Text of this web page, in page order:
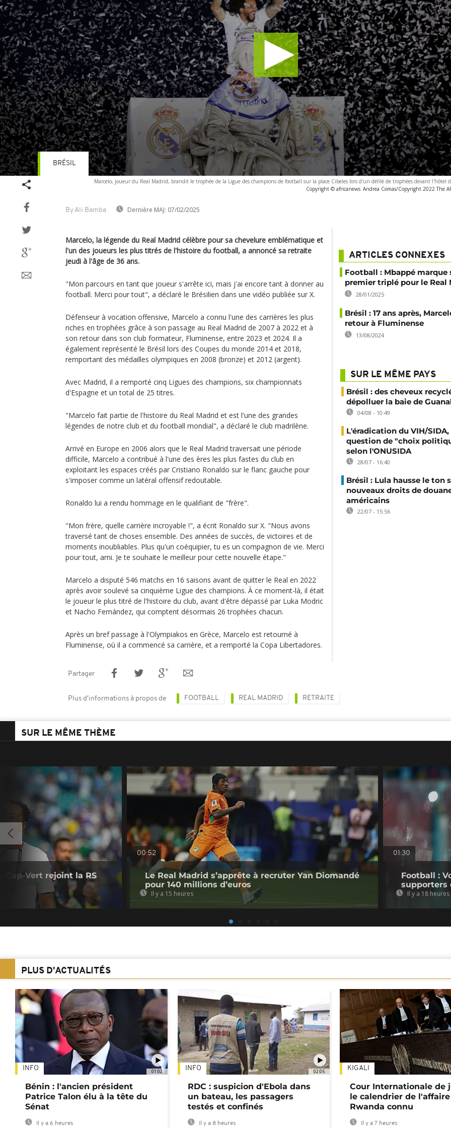
Marcelo, joueur du Real Madrid, brandit le trophée de la Ligue des champions de football sur la place Cibeles lors d'un défilé de trophées devant l'hôtel
Copyright © africanews Andrea Comas/Copyright 2022 The
By Ali Bamba Dernière MAJ: 07/02/2025
BRÉSIL
Marcelo, la légende du Real Madrid célèbre pour sa chevelure emblématique et
l'un des joueurs les plus titrés de l'histoire du football, a annoncé sa retraite
jeudi à l'âge de 36 ans.
"Mon parcours en tant que joueur s'arrête ici, mais j'ai encore tant à donner au
football. Merci pour tout", a déclaré le Brésilien dans une vidéo publiée sur X.
Défenseur à vocation offensive, Marcelo a connu l'une des carrières les plus
riches en trophées grâce à son passage au Real Madrid de 2007 à 2022 et à
son retour dans son club formateur, Fluminense, entre 2023 et 2024. Il a
également représenté le Brésil lors des Coupes du monde 2014 et 2018,
remportant des médailles olympiques en 2008 (bronze) et 2012 (argent).
Avec Madrid, il a remporté cinq Ligues des champions, six championnats
d'Espagne et un total de 25 titres.
"Marcelo fait partie de l'histoire du Real Madrid et est l'une des grandes
légendes de notre club et du football mondial", a déclaré le club madrilène.
Arrivé en Europe en 2006 alors que le Real Madrid traversait une période
difficile, Marcelo a contribué à l'une des ères les plus fastes du club en
exploitant les espaces créés par Cristiano Ronaldo sur le flanc gauche pour
s'imposer comme un latéral offensif redoutable.
Ronaldo lui a rendu hommage en le qualifiant de "frère".
"Mon frère, quelle carrière incroyable !", a écrit Ronaldo sur X. "Nous avons
traversé tant de choses ensemble. Des années de succès, de victoires et de
moments inoubliables. Plus qu'un coéquipier, tu es un compagnon de vie. Merci
pour tout, ami. Je te souhaite le meilleur pour cette nouvelle étape."
Marcelo a disputé 546 matchs en 16 saisons avant de quitter le Real en 2022
après avoir soulevé sa cinquième Ligue des champions. À ce moment-là, il était
le joueur le plus titré de l'histoire du club, avant d'être dépassé par Luka Modric
et Nacho Fernández, qui comptent désormais 26 trophées chacun.
Après un bref passage à l'Olympiakos en Grèce, Marcelo est retourné à
Fluminense, où il a commencé sa carrière, et a remporté la Copa Libertadores.
ARTICLES CONNEXES
Football : Mbappé marque
premier triplé pour le Real
28/01/2025
Brésil : 17 ans après,
retour à Fluminense
13/08/2024
SUR LE MÊME PAYS
Brésil : des cheveux
dépolluer la baie de
04/08 - 10:49
L'éradication du VIH/SIDA,
question de "choix
selon l'ONUSIDA
28/07 - 16:40
Brésil : Lula hausse le ton
nouveaux droits de
américains
22/07 - 15:56
Partager
Plus d'informations à propos de FOOTBALL REAL MADRID RETRAITE
SUR LE MÊME THÈME
Cap-Vert rejoint la RS
00:52
Le Real Madrid s’apprête à recruter Yan Diomandé
pour 140 millions d’euros
Il y a 15 heures
01:30
Football :
supporters
Il y a 18 heures
PLUS D'ACTUALITÉS
01:02
INFO
Bénin : l'ancien président
Patrice Talon élu à la tête du
Sénat
Il y a 6 heures
02:05
INFO
RDC : suspicion d'Ebola dans
un bateau, les passagers
testés et confinés
Il y a 8 heures
KIGALI
Cour Internationale de
le calendrier de l'affaire
Rwanda connu
Il y a 7 heures